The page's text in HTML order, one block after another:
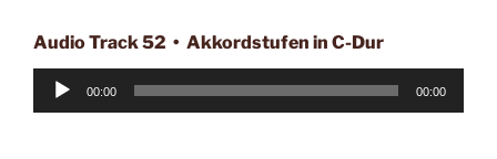
Audio Track 52 • Akkordstufen in C-Dur
Audio-
00:00 00:00